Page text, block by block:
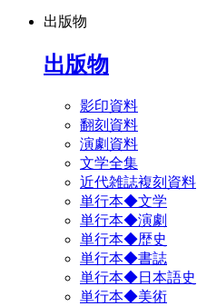
出版物
出版物
影印資料
翻刻資料
演劇資料
文学全集
近代雑誌複刻資料
単行本◆文学
単行本◆演劇
単行本◆歴史
単行本◆書誌
単行本◆日本語史
単行本◆美術